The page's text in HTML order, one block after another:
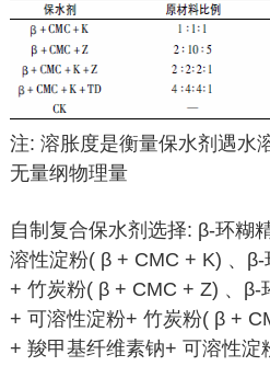
注: 溶胀度是衡量保水剂遇水
无量纲物理量
自制复合保水剂选择: β-环糊
溶性淀粉( β + CMC + K) 、
+ 竹炭粉( β + CMC + Z) 、β-
+ 可溶性淀粉+ 竹炭粉( β +
+ 羧甲基纤维素钠+ 可溶性淀